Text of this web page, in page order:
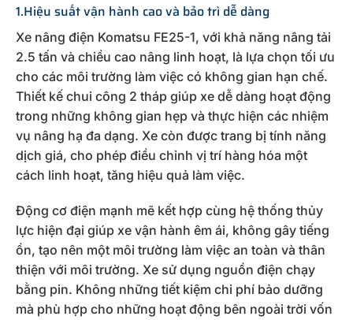
1.Hiệu suất vận hành cao và bảo trì dễ dàng
Xe nâng điện Komatsu FE25-1, với khả năng nâng tải
2.5 tấn và chiều cao nâng linh hoạt, là lựa chọn tối ưu
cho các môi trường làm việc có không gian hạn chế.
Thiết kế chui công 2 tháp giúp xe dễ dàng hoạt động
trong những không gian hẹp và thực hiện các nhiệm
vụ nâng hạ đa dạng. Xe còn được trang bị tính năng
dịch giá, cho phép điều chỉnh vị trí hàng hóa một
cách linh hoạt, tăng hiệu quả làm việc.
Động cơ điện mạnh mẽ kết hợp cùng hệ thống thủy
lực hiện đại giúp xe vận hành êm ái, không gây tiếng
ồn, tạo nên một môi trường làm việc an toàn và thân
thiện với môi trường. Xe sử dụng nguồn điện chạy
bằng pin. Không những tiết kiệm chi phí bảo dưỡng
mà phù hợp cho những hoạt động bên ngoài trời vốn